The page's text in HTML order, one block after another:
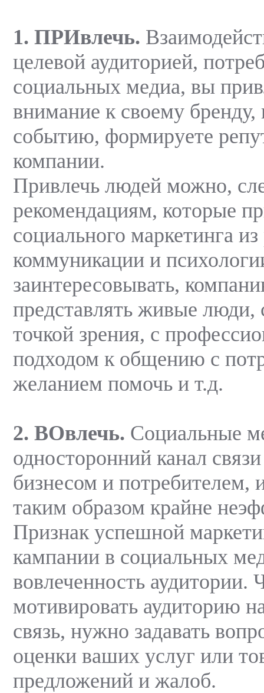
1. ПРИвлечь.
целевой аудиторией,
социальных медиа, вы
внимание к своему бренду,
событию, формируете
компании.
Привлечь людей можно,
рекомендациям, которые
социального маркетинга
коммуникации и
заинтересовывать,
представлять живые люди,
точкой зрения, с
подходом к общению с
желанием помочь и т.д.
2. ВОвлечь. Социальные
односторонний канал
бизнесом и потребителем,
таким образом крайне
Признак успешной
кампании в социальных
вовлеченность аудитории.
мотивировать аудиторию
связь, нужно задавать
оценки ваших услуг или
предложений и жалоб.